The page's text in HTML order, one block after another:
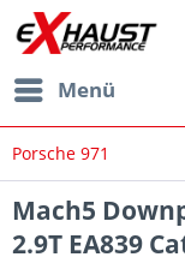
Menü
Porsche 971
Mach5
2.9T EA839